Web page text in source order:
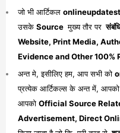
जो भी आर्टिकल
उसके Source मुख्य तौर पर
Website, Print Media,
Evidence and Other 100%
अन्त मे, इसीलिए हम, आप सभी को
प्रत्येक आर्टिकल्स के अन्त में, आपको
आपको Official Source
Advertisement, Direct